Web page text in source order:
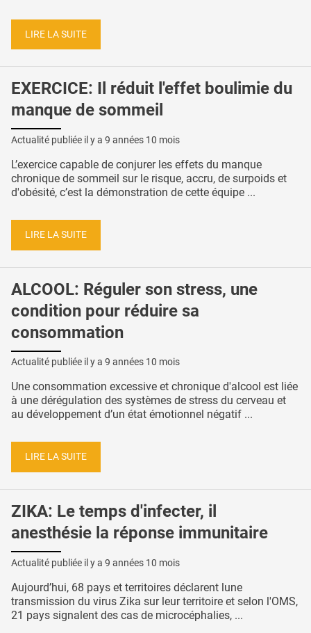
LIRE LA SUITE
EXERCICE: Il réduit l'effet boulimie du
manque de sommeil
Actualité publiée il y a 9 années 10 mois
L’exercice capable de conjurer les effets du manque
chronique de sommeil sur le risque, accru, de surpoids et
d'obésité, c’est la démonstration de cette équipe ...
LIRE LA SUITE
ALCOOL: Réguler son stress, une
condition pour réduire sa
consommation
Actualité publiée il y a 9 années 10 mois
Une consommation excessive et chronique d'alcool est liée
à une dérégulation des systèmes de stress du cerveau et
au développement d’un état émotionnel négatif ...
LIRE LA SUITE
ZIKA: Le temps d'infecter, il
anesthésie la réponse immunitaire
Actualité publiée il y a 9 années 10 mois
Aujourd’hui, 68 pays et territoires déclarent lune
transmission du virus Zika sur leur territoire et selon l'OMS,
21 pays signalent des cas de microcéphalies, ...